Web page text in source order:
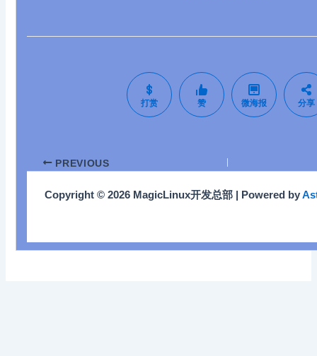
打赏 赞 微海报 分享
PREVIOUS
Copyright © 2026 MagicLinux开发总部 | Powered by